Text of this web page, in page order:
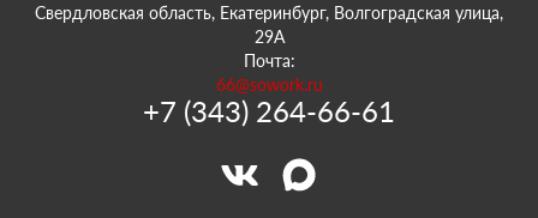
Свердловская область, Екатеринбург, Волгоградская улица,
29А
Почта:
66@sowork.ru
+7 (343) 264-66-61